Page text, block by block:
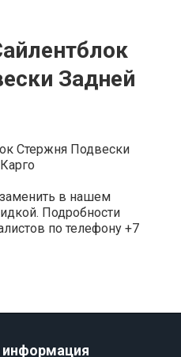
Задней
Стержня Подвески
в нашем
Подробности
по телефону +7
информация